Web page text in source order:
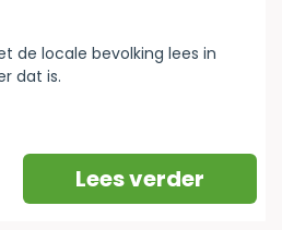
de locale bevolking lees in
dat is.
Lees verder